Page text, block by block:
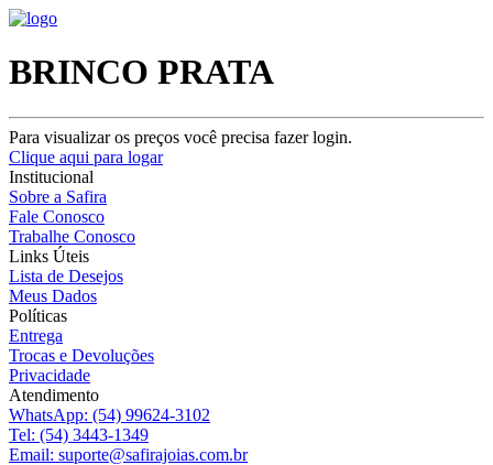
BRINCO PRATA
Para visualizar os preços você precisa fazer login.
Clique aqui para logar
Institucional
Sobre a Safira
Fale Conosco
Trabalhe Conosco
Links Úteis
Lista de Desejos
Meus Dados
Políticas
Entrega
Trocas e Devoluções
Privacidade
Atendimento
WhatsApp: (54) 99624-3102
Tel: (54) 3443-1349
Email: suporte@safirajoias.com.br